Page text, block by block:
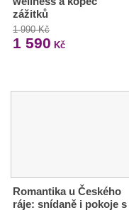
zážitků
1 990 Kč
1 590 Kč
Romantika u Českého
ráje: snídaně i pokoje s